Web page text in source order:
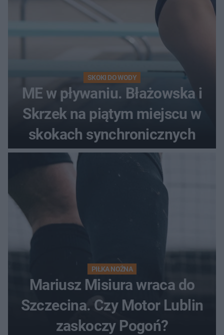
SKOKI DO WODY
ME w pływaniu. Błażowska i
Skrzek na piątym miejscu w
skokach synchronicznych
PIŁKA NOŻNA
Mariusz Misiura wraca do
Szczecina. Czy Motor Lublin
zaskoczy Pogoń?